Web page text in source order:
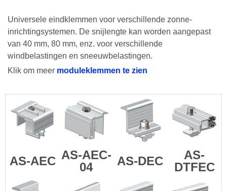
Universele eindklemmen voor verschillende zonne-
inrichtingsystemen. De snijlengte kan worden aangepast
van 40 mm, 80 mm, enz. voor verschillende
windbelastingen en sneeuwbelastingen.
Klik om meer moduleklemmen te zien
AS-AEC AS-AEC-
04
AS-DEC
AS-
DTFEC